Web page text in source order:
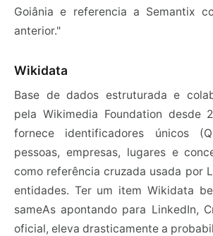
Goiânia e referencia a Semantix
anterior."
Wikidata
Base de dados estruturada e
pela Wikimedia Foundation desde
fornece identificadores únicos
pessoas, empresas, lugares e
como referência cruzada usada por
entidades. Ter um item Wikidata
sameAs apontando para LinkedIn,
oficial, eleva drasticamente a